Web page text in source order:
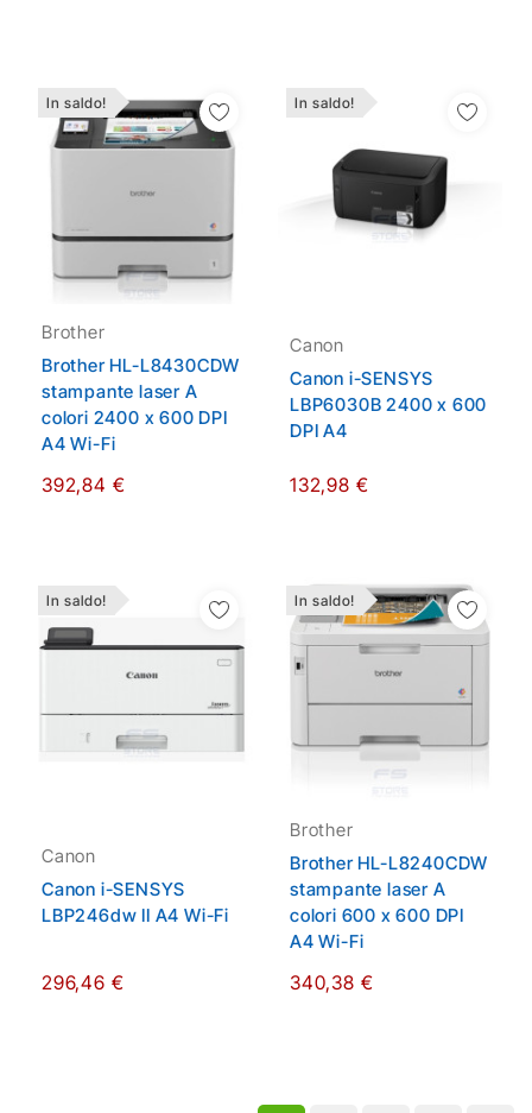
In saldo!
Brother
Brother HL-L8430CDW
stampante laser A
colori 2400 x 600 DPI
A4 Wi-Fi
392,84 €
In saldo!
Canon
Canon i-SENSYS
LBP6030B 2400 x 600
DPI A4
132,98 €
In saldo!
Canon
Canon i-SENSYS
LBP246dw II A4 Wi-Fi
296,46 €
In saldo!
Brother
Brother HL-L8240CDW
stampante laser A
colori 600 x 600 DPI
A4 Wi-Fi
340,38 €